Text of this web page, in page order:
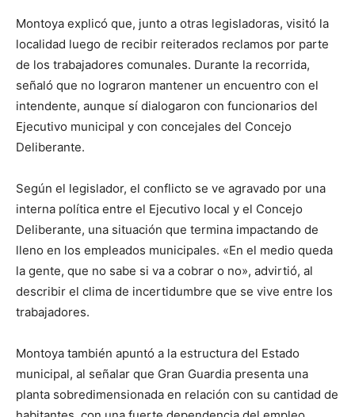
Montoya explicó que, junto a otras legisladoras, visitó la
localidad luego de recibir reiterados reclamos por parte
de los trabajadores comunales. Durante la recorrida,
señaló que no lograron mantener un encuentro con el
intendente, aunque sí dialogaron con funcionarios del
Ejecutivo municipal y con concejales del Concejo
Deliberante.
Según el legislador, el conflicto se ve agravado por una
interna política entre el Ejecutivo local y el Concejo
Deliberante, una situación que termina impactando de
lleno en los empleados municipales. «En el medio queda
la gente, que no sabe si va a cobrar o no», advirtió, al
describir el clima de incertidumbre que se vive entre los
trabajadores.
Montoya también apuntó a la estructura del Estado
municipal, al señalar que Gran Guardia presenta una
planta sobredimensionada en relación con su cantidad de